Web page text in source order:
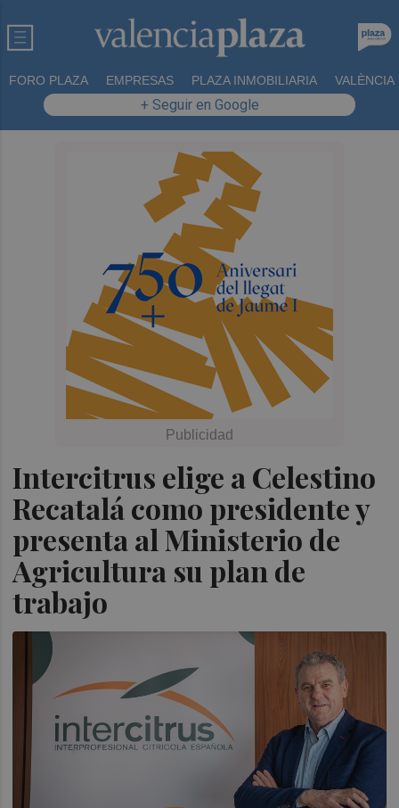
FORO PLAZA EMPRESAS PLAZA INMOBILIARIA VALÈNCIA
+ Seguir en Google
Intercitrus elige a Celestino
Recatalá como presidente y
presenta al Ministerio de
Agricultura su plan de
trabajo